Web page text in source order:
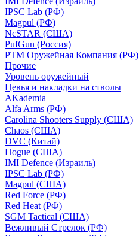
IPSC Lab (РФ)
Magpul (РФ)
NcSTAR (США)
PufGun (Россия)
РТМ Оружейная Компания (РФ)
Прочие
Уровень оружейный
Цевья и накладки на стволы
AKademia
Alfa Arms (РФ)
Carolina Shooters Supply (США)
Chaos (США)
DVC (Китай)
Hogue (США)
IMI Defence (Израиль)
IPSC Lab (РФ)
Magpul (США)
Red Force (РФ)
Red Heat (РФ)
SGM Tactical (США)
Вежливый Стрелок (РФ)